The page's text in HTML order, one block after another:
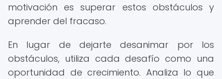
motivación es superar estos obstáculos y
aprender del fracaso.
En lugar de dejarte desanimar por los
obstáculos, utiliza cada desafío como una
oportunidad de crecimiento. Analiza lo que